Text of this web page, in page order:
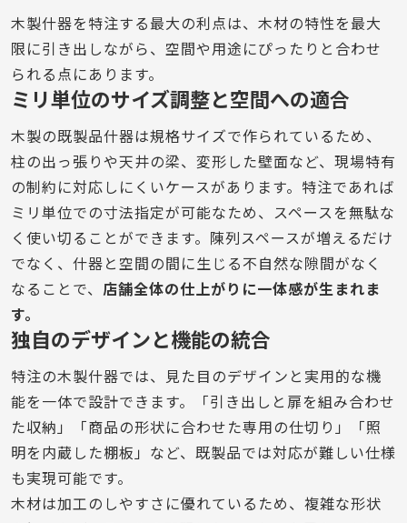
木製什器を特注する最大の利点は、木材の特性を最大
限に引き出しながら、空間や用途にぴったりと合わせ
られる点にあります。
ミリ単位のサイズ調整と空間への適合
木製の既製品什器は規格サイズで作られているため、
柱の出っ張りや天井の梁、変形した壁面など、現場特有
の制約に対応しにくいケースがあります。特注であれば
ミリ単位での寸法指定が可能なため、スペースを無駄な
く使い切ることができます。陳列スペースが増えるだけ
でなく、什器と空間の間に生じる不自然な隙間がなく
なることで、 店舗全体の仕上がりに一体感が生まれま
す。
独自のデザインと機能の統合
特注の木製什器では、見た目のデザインと実用的な機
能を一体で設計できます。「引き出しと扉を組み合わせ
た収納」「商品の形状に合わせた専用の仕切り」「照
明を内蔵した棚板」など、既製品では対応が難しい仕様
も実現可能です。
木材は加工のしやすさに優れているため、複雑な形状